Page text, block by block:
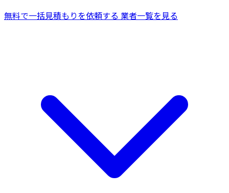
無料で一括見積もりを依頼する 業者一覧を見る